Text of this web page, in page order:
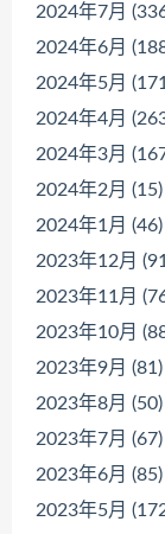
2024年7月
2024年6月
2024年5月
2024年4月
2024年3月
2024年2月 (15)
2024年1月 (46)
2023年12月
2023年11月
2023年10月
2023年9月 (81)
2023年8月 (50)
2023年7月 (67)
2023年6月 (85)
2023年5月